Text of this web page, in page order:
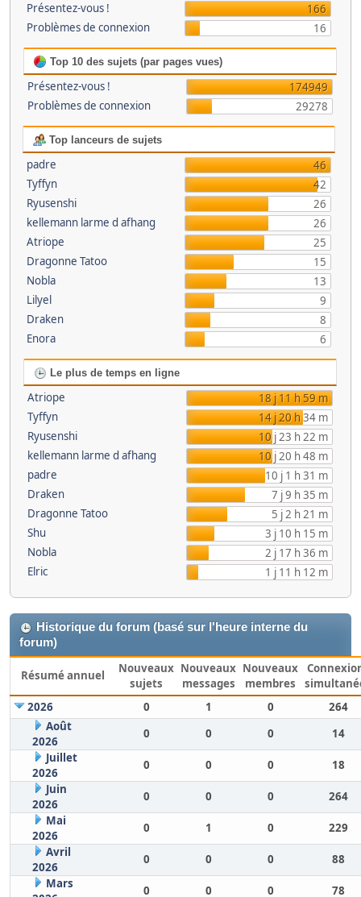
Présentez-vous !
166
Problèmes de connexion
16
Top 10 des sujets (par pages vues)
Présentez-vous !
174949
Problèmes de connexion
29278
Top lanceurs de sujets
padre
46
Tyffyn
42
Ryusenshi
26
kellemann larme d afhang
26
Atriope
25
Dragonne Tatoo
15
Nobla
13
Lilyel
9
Draken
8
Enora
6
Le plus de temps en ligne
Atriope
18 j 11 h 59 m
Tyffyn
14 j 20 h 34 m
Ryusenshi
10 j 23 h 22 m
kellemann larme d afhang
10 j 20 h 48 m
padre
10 j 1 h 31 m
Draken
7 j 9 h 35 m
Dragonne Tatoo
5 j 2 h 21 m
Shu
3 j 10 h 15 m
Nobla
2 j 17 h 36 m
Elric
1 j 11 h 12 m
Historique du forum (basé sur l'heure interne du
forum)
Résumé annuel
Nouveaux
sujets
Nouveaux
messages
Nouveaux
membres
2026
0 1 0
264
Août
2026
0 0 0
14
Juillet
2026
0 0 0
18
Juin
2026
0 0 0
264
Mai
2026
0 1 0
229
Avril
2026
0 0 0
88
Mars
0 0 0 78